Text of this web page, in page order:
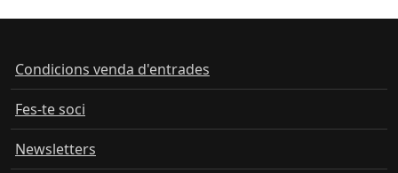
Condicions venda d'entrades
Fes-te soci
Newsletters